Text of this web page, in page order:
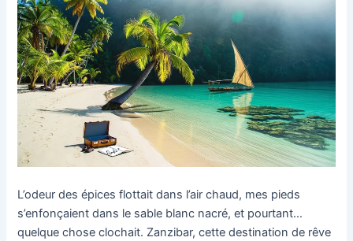
L’odeur des épices flottait dans l’air chaud, mes pieds
s’enfonçaient dans le sable blanc nacré, et pourtant…
quelque chose clochait. Zanzibar, cette destination de rêve